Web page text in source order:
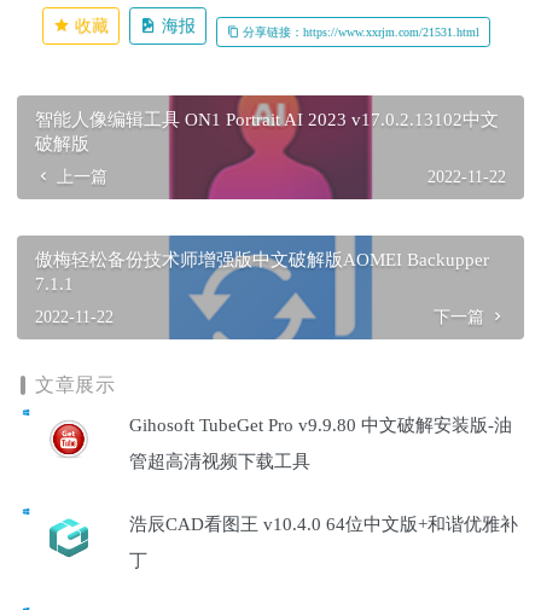
收藏 海报 分享链接：https://www.xxrjm.com/21531.html
智能人像编辑工具 ON1 Portrait AI 2023 v17.0.2.13102中文
破解版
上一篇 2022-11-22
傲梅轻松备份技术师增强版中文破解版AOMEI Backupper
7.1.1
2022-11-22 下一篇
文章展示
Gihosoft TubeGet Pro v9.9.80 中文破解安装版-油
管超高清视频下载工具
浩辰CAD看图王 v10.4.0 64位中文版+和谐优雅补
丁